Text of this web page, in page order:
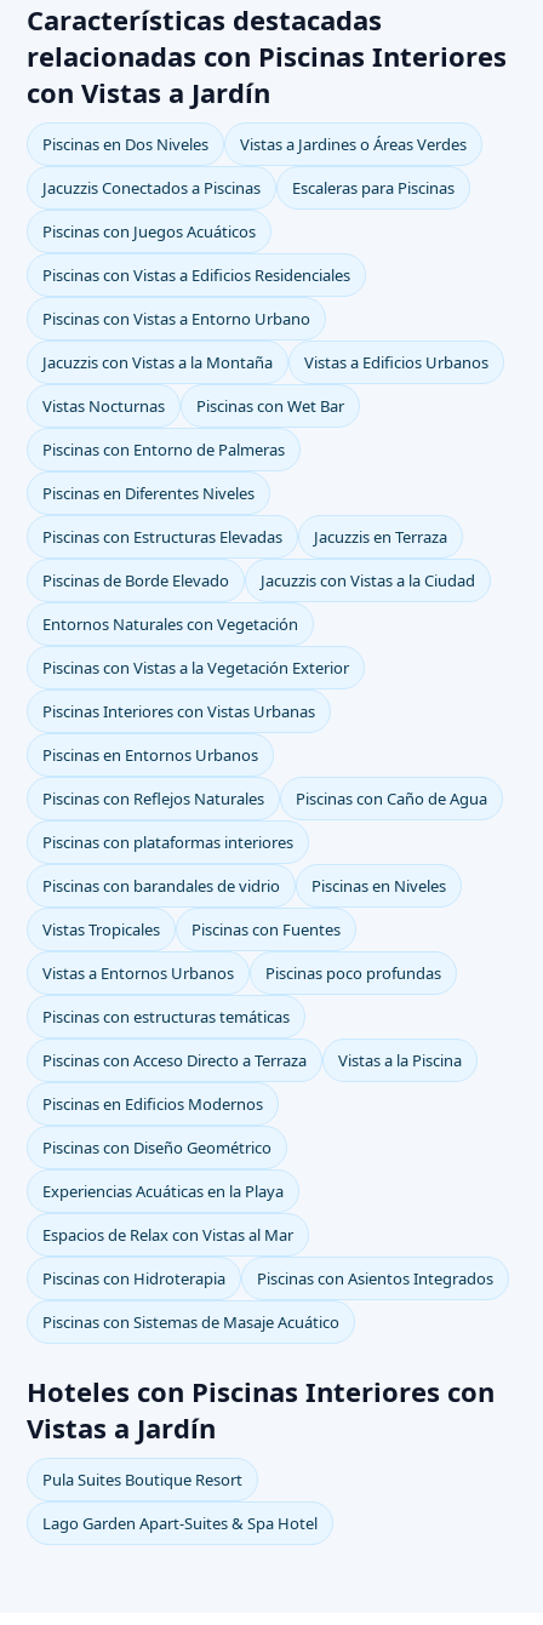
Características destacadas
relacionadas con Piscinas Interiores
con Vistas a Jardín
Piscinas en Dos Niveles
Vistas a Jardines o Áreas Verdes
Jacuzzis Conectados a Piscinas
Escaleras para Piscinas
Piscinas con Juegos Acuáticos
Piscinas con Vistas a Edificios Residenciales
Piscinas con Vistas a Entorno Urbano
Jacuzzis con Vistas a la Montaña
Vistas a Edificios Urbanos
Vistas Nocturnas
Piscinas con Wet Bar
Piscinas con Entorno de Palmeras
Piscinas en Diferentes Niveles
Piscinas con Estructuras Elevadas
Jacuzzis en Terraza
Piscinas de Borde Elevado
Jacuzzis con Vistas a la Ciudad
Entornos Naturales con Vegetación
Piscinas con Vistas a la Vegetación Exterior
Piscinas Interiores con Vistas Urbanas
Piscinas en Entornos Urbanos
Piscinas con Reflejos Naturales
Piscinas con Caño de Agua
Piscinas con plataformas interiores
Piscinas con barandales de vidrio
Piscinas en Niveles
Vistas Tropicales
Piscinas con Fuentes
Vistas a Entornos Urbanos
Piscinas poco profundas
Piscinas con estructuras temáticas
Piscinas con Acceso Directo a Terraza
Vistas a la Piscina
Piscinas en Edificios Modernos
Piscinas con Diseño Geométrico
Experiencias Acuáticas en la Playa
Espacios de Relax con Vistas al Mar
Piscinas con Hidroterapia
Piscinas con Asientos Integrados
Piscinas con Sistemas de Masaje Acuático
Hoteles con Piscinas Interiores con
Vistas a Jardín
Pula Suites Boutique Resort
Lago Garden Apart-Suites & Spa Hotel